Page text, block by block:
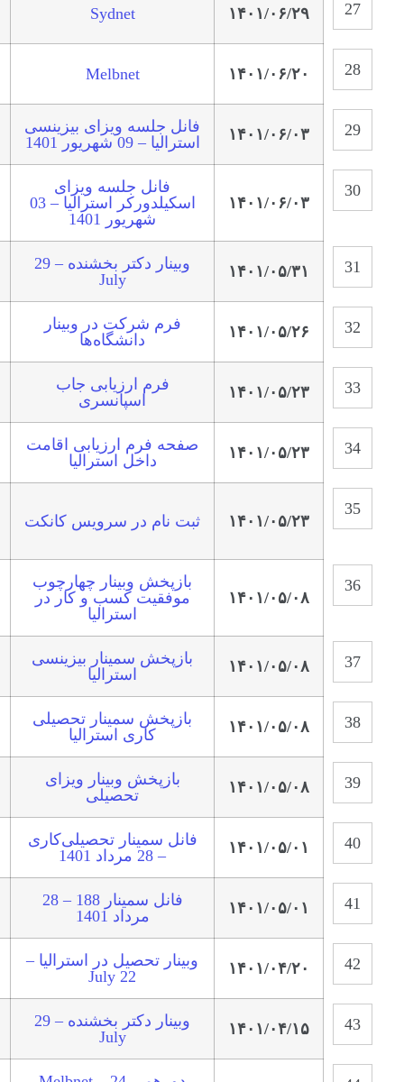
۱۴۰۱/۰۶/۲۹ Sydnet
۱۴۰۱/۰۶/۲۰ Melbnet
۱۴۰۱/۰۶/۰۳
فانل جلسه ویزای بیزینسی
استرالیا – 09 شهریور 1401
۱۴۰۱/۰۶/۰۳
فانل جلسه ویزای
اسکیلد‌ورکر استرالیا – 03
شهریور 1401
۱۴۰۱/۰۵/۳۱
وبینار دکتر بخشنده – 29
July
۱۴۰۱/۰۵/۲۶
فرم شرکت در وبینار
دانشگاه‌ها
۱۴۰۱/۰۵/۲۳
فرم ارزیابی جاب
اسپانسری
۱۴۰۱/۰۵/۲۳
صفحه فرم ارزیابی اقامت
داخل استرالیا
۱۴۰۱/۰۵/۲۳ ثبت نام در سرویس کانکت
۱۴۰۱/۰۵/۰۸
بازپخش وبینار چهارچوب
موفقیت کسب و کار در
استرالیا
۱۴۰۱/۰۵/۰۸
بازپخش سمینار بیزینسی
استرالیا
۱۴۰۱/۰۵/۰۸
بازپخش سمینار تحصیلی
کاری استرالیا
۱۴۰۱/۰۵/۰۸
بازپخش وبینار ویزای
تحصیلی
۱۴۰۱/۰۵/۰۱
فانل سمینار تحصیلی‌کاری
– 28 مرداد 1401
۱۴۰۱/۰۵/۰۱
فانل سمینار 188 – 28
مرداد 1401
۱۴۰۱/۰۴/۲۰
وبینار تحصیل در استرالیا –
22 July
۱۴۰۱/۰۴/۱۵
وبینار دکتر بخشنده – 29
July